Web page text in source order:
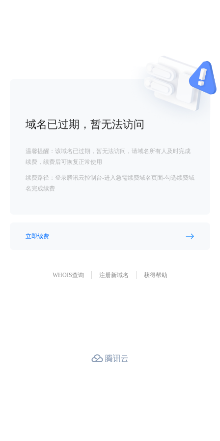
域名已过期，暂无法访问
温馨提醒：该域名已过期，暂无法访问，请域名所有人及时完成
续费，续费后可恢复正常使用
续费路径：登录腾讯云控制台-进入急需续费域名页面-勾选续费域
名完成续费
立即续费
WHOIS查询 注册新域名 获得帮助